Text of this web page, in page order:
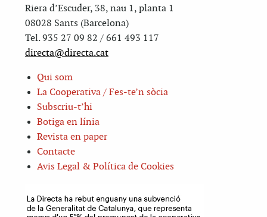
Riera d’Escuder, 38, nau 1, planta 1
08028 Sants (Barcelona)
Tel. 935 27 09 82 / 661 493 117
directa@directa.cat
Qui som
La Cooperativa / Fes-te’n sòcia
Subscriu-t’hi
Botiga en línia
Revista en paper
Contacte
Avis Legal & Política de Cookies